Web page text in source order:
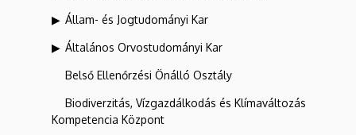
Állam- és Jogtudományi Kar
Általános Orvostudományi Kar
Belső Ellenőrzési Önálló Osztály
Biodiverzitás, Vízgazdálkodás és Klímaváltozás
Kompetencia Központ